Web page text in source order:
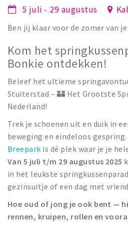
Toeristische routes
Natuurgebieden
Baroniepoorten
Sport
Privacy
5 juli - 29 augustus
Ben jij klaar voor de zomer van je
Kom het
Bonkie ontdekken!
Beleef het ultieme
Stuiterstad – 🏰 Het Grootste
Nederland!
Trek je schoenen uit en duik in
beweging en eindeloos gespring.
Breepark is dé plek waar je je
Van 5 juli t/m 29 augustus 2025
in het leukste
gezinsuitje of een dag met
Hoe oud of jong je ook bent —
rennen, kruipen, rollen en